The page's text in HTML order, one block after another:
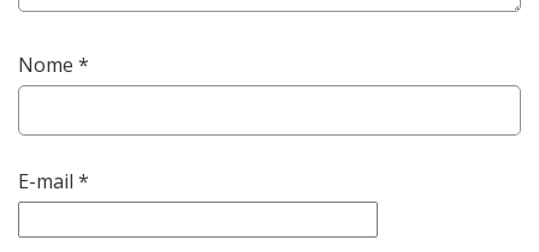
Nome *
E-mail *